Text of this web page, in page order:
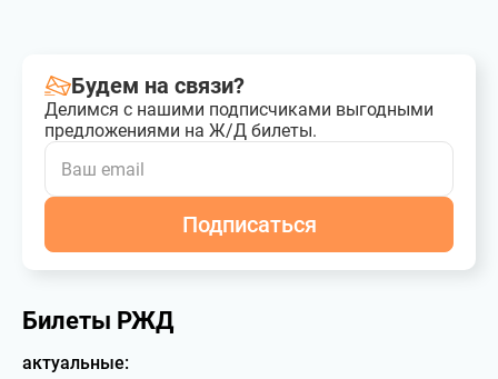
Будем на связи?
Делимся с нашими подписчиками выгодными
предложениями на Ж/Д билеты.
Подписаться
Билеты РЖД
актуальные: